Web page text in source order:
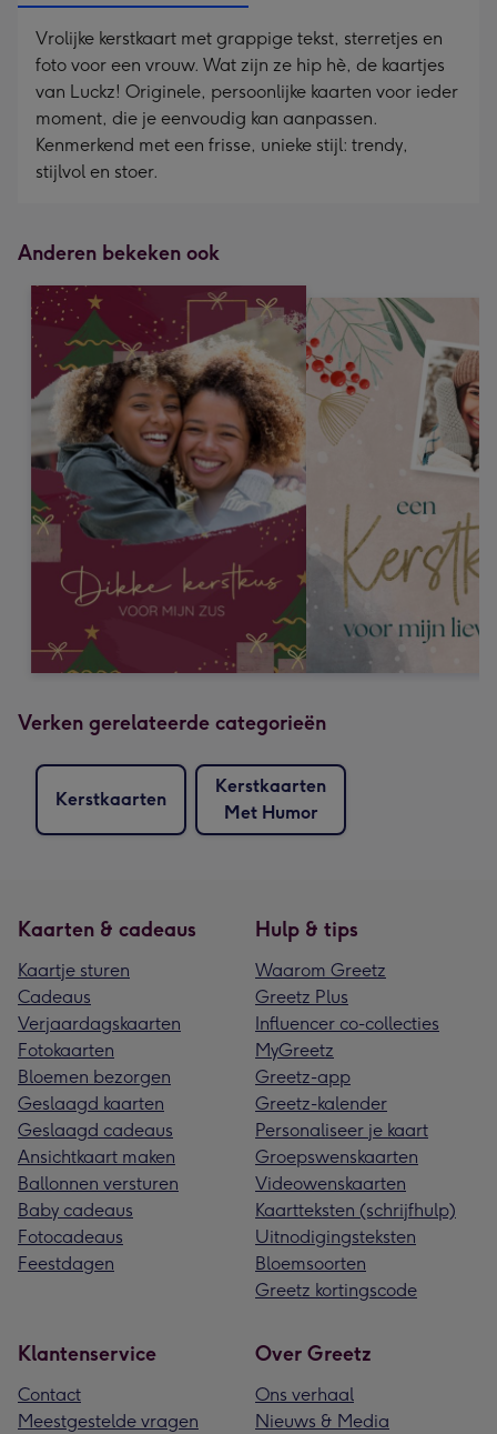
-
Dimensions:
240
x
240
mm
Vrolijke kerstkaart met grappige tekst, sterretjes en
foto voor een vrouw. Wat zijn ze hip hè, de kaartjes
van Luckz! Originele, persoonlijke kaarten voor ieder
moment, die je eenvoudig kan aanpassen.
Kenmerkend met een frisse, unieke stijl: trendy,
stijlvol en stoer.
Anderen bekeken ook
Verken gerelateerde categorieën
Kerstkaarten
Kerstkaarten
Met Humor
Kaarten & cadeaus
Kaartje sturen
Cadeaus
Verjaardagskaarten
Fotokaarten
Bloemen bezorgen
Geslaagd kaarten
Geslaagd cadeaus
Ansichtkaart maken
Ballonnen versturen
Baby cadeaus
Fotocadeaus
Feestdagen
Hulp & tips
Waarom Greetz
Greetz Plus
Influencer co-collecties
MyGreetz
Greetz-app
Greetz-kalender
Personaliseer je kaart
Groepswenskaarten
Videowenskaarten
Kaartteksten (schrijfhulp)
Uitnodigingsteksten
Bloemsoorten
Greetz kortingscode
Klantenservice
Contact
Meestgestelde vragen
Over Greetz
Ons verhaal
Nieuws & Media